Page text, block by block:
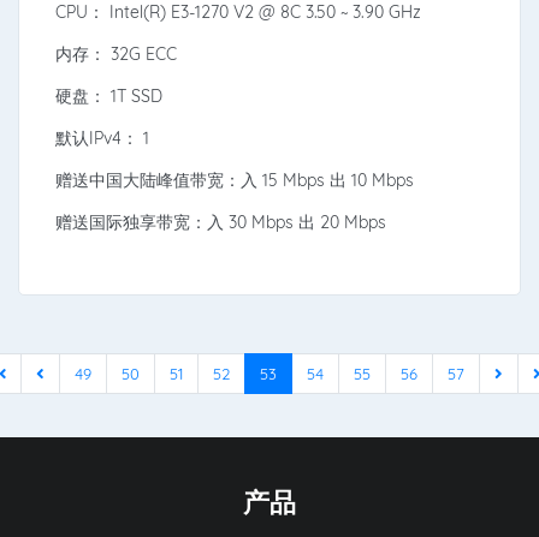
CPU： Intel(R) E3-1270 V2 @ 8C 3.50 ~ 3.90 GHz
内存： 32G ECC
硬盘： 1T SSD
默认IPv4： 1
赠送中国大陆峰值带宽：入 15 Mbps 出 10 Mbps
赠送国际独享带宽：入 30 Mbps 出 20 Mbps
49 50 51 52 53 54 55 56 57
产品